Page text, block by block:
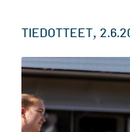
TIEDOTTEET,